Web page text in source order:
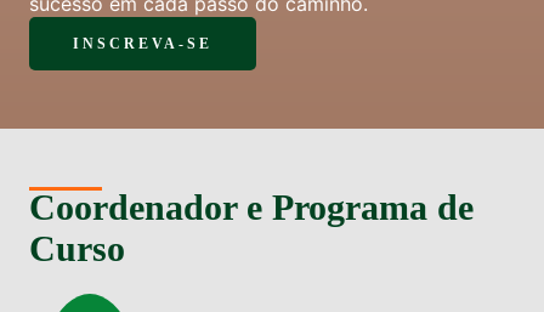
INSCREVA-SE
Coordenador e Programa de
Curso